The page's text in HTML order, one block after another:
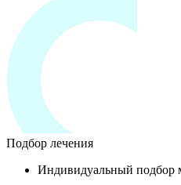
Подбор лечения
Индивидуальный подбор